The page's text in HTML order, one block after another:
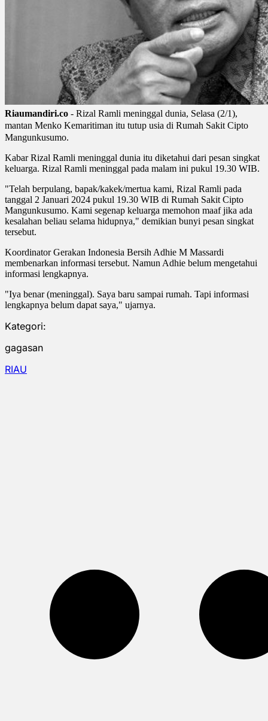
Riaumandiri.co - Rizal Ramli meninggal dunia, Selasa (2/1),
mantan Menko Kemaritiman itu tutup usia di Rumah Sakit Cipto
Mangunkusumo.
Kabar Rizal Ramli meninggal dunia itu diketahui dari pesan singkat
keluarga. Rizal Ramli meninggal pada malam ini pukul 19.30 WIB.
"Telah berpulang, bapak/kakek/mertua kami, Rizal Ramli pada
tanggal 2 Januari 2024 pukul 19.30 WIB di Rumah Sakit Cipto
Mangunkusumo. Kami segenap keluarga memohon maaf jika ada
kesalahan beliau selama hidupnya," demikian bunyi pesan singkat
tersebut.
Koordinator Gerakan Indonesia Bersih Adhie M Massardi
membenarkan informasi tersebut. Namun Adhie belum mengetahui
informasi lengkapnya.
"Iya benar (meninggal). Saya baru sampai rumah. Tapi informasi
lengkapnya belum dapat saya," ujarnya.
Kategori:
gagasan
RIAU